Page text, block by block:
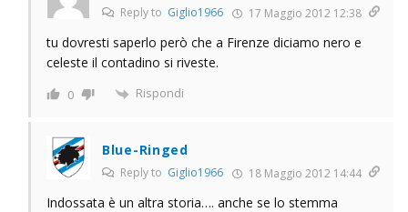
Reply to Giglio1966 17 Maggio 2012 12:38
tu dovresti saperlo però che a Firenze diciamo nero e
celeste il contadino si riveste.
0 Rispondi
Blue-Ringed
Reply to Giglio1966 18 Maggio 2012 14:44
Indossata è un altra storia…. anche se lo stemma